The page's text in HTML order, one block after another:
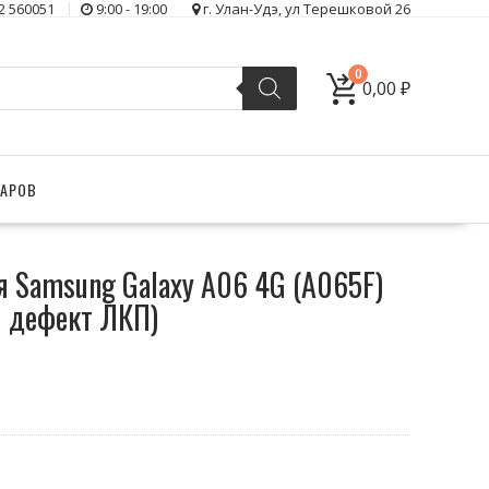
560051 9:00 - 19:00 г. Улан-Удэ, ул Терешковой 26
0
0,00 ₽
Galaxy A06 4G (A065F)
ЛКП)